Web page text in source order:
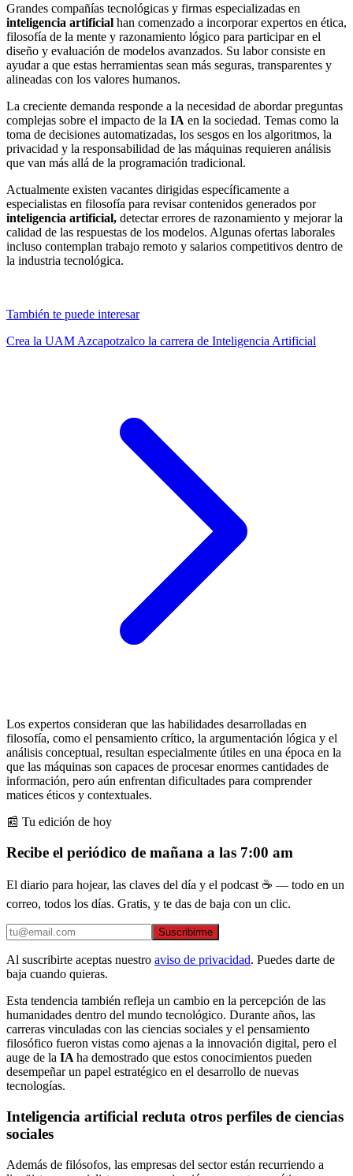
Grandes compañías tecnológicas y firmas especializadas en
inteligencia artificial han comenzado a incorporar expertos en ética,
filosofía de la mente y razonamiento lógico para participar en el
diseño y evaluación de modelos avanzados. Su labor consiste en
ayudar a que estas herramientas sean más seguras, transparentes y
alineadas con los valores humanos.
La creciente demanda responde a la necesidad de abordar preguntas
complejas sobre el impacto de la IA en la sociedad. Temas como la
toma de decisiones automatizadas, los sesgos en los algoritmos, la
privacidad y la responsabilidad de las máquinas requieren análisis
que van más allá de la programación tradicional.
Actualmente existen vacantes dirigidas específicamente a
especialistas en filosofía para revisar contenidos generados por
inteligencia artificial, detectar errores de razonamiento y mejorar la
calidad de las respuestas de los modelos. Algunas ofertas laborales
incluso contemplan trabajo remoto y salarios competitivos dentro de
la industria tecnológica.
También te puede interesar
Crea la UAM Azcapotzalco la carrera de Inteligencia Artificial
Los expertos consideran que las habilidades desarrolladas en
filosofía, como el pensamiento crítico, la argumentación lógica y el
análisis conceptual, resultan especialmente útiles en una época en la
que las máquinas son capaces de procesar enormes cantidades de
información, pero aún enfrentan dificultades para comprender
matices éticos y contextuales.
📰 Tu edición de hoy
Recibe el periódico de mañana a las 7:00 am
El diario para hojear, las claves del día y el podcast ☕ — todo en un
correo, todos los días. Gratis, y te das de baja con un clic.
Suscribirme
Al suscribirte aceptas nuestro aviso de privacidad. Puedes darte de
baja cuando quieras.
Esta tendencia también refleja un cambio en la percepción de las
humanidades dentro del mundo tecnológico. Durante años, las
carreras vinculadas con las ciencias sociales y el pensamiento
filosófico fueron vistas como ajenas a la innovación digital, pero el
auge de la IA ha demostrado que estos conocimientos pueden
desempeñar un papel estratégico en el desarrollo de nuevas
tecnologías.
Inteligencia artificial recluta otros perfiles de ciencias
sociales
Además de filósofos, las empresas del sector están recurriendo a